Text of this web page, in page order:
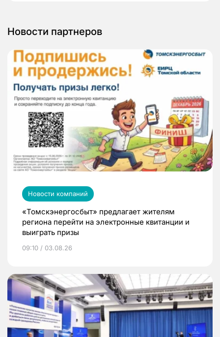
Новости партнеров
Новости компаний
«Томскэнергосбыт» предлагает жителям
региона перейти на электронные квитанции и
выиграть призы
09:10 / 03.08.26